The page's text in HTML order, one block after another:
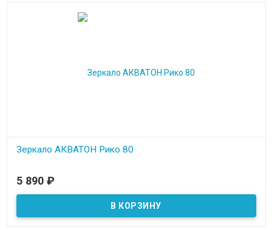
Зеркало АКВАТОН Рико 80
5 890 ₽